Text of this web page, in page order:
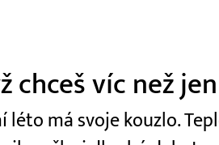
chceš víc než
léto má svoje kouzlo.